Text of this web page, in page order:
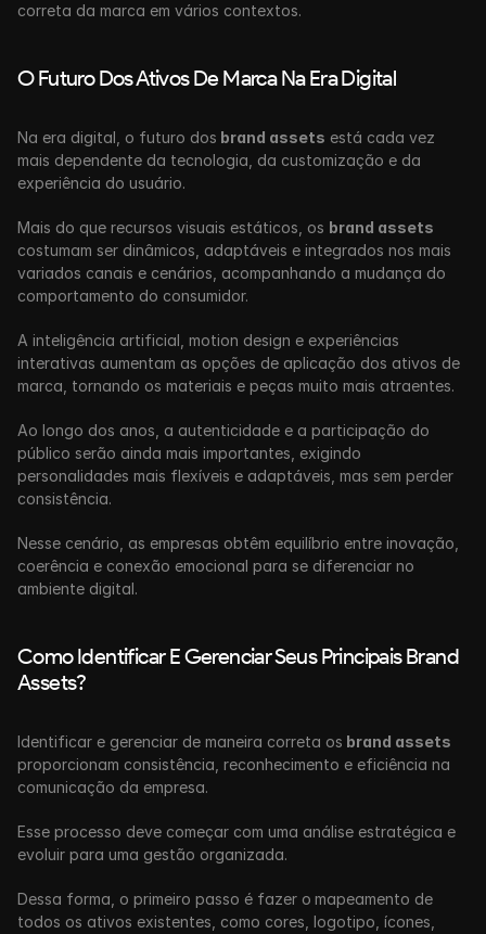
correta da marca em vários contextos.
O Futuro Dos Ativos De Marca Na Era Digital
Na era digital, o futuro dos brand assets está cada vez
mais dependente da tecnologia, da customização e da
experiência do usuário.
Mais do que recursos visuais estáticos, os
costumam ser dinâmicos, adaptáveis e integrados nos mais
variados canais e cenários, acompanhando a mudança do
comportamento do consumidor.
A inteligência artificial, motion design e experiências
interativas aumentam as opções de aplicação dos ativos de
marca, tornando os materiais e peças muito mais atraentes.
Ao longo dos anos, a autenticidade e a participação do
público serão ainda mais importantes, exigindo
personalidades mais flexíveis e adaptáveis, mas sem perder
consistência.
Nesse cenário, as empresas obtêm equilíbrio entre inovação,
coerência e conexão emocional para se diferenciar no
ambiente digital.
Como Identificar E Gerenciar Seus Principais Brand
Assets?
Identificar e gerenciar de maneira correta os
proporcionam consistência, reconhecimento e eficiência na
comunicação da empresa.
Esse processo deve começar com uma análise estratégica e
evoluir para uma gestão organizada.
Dessa forma, o primeiro passo é fazer o mapeamento de
todos os ativos existentes, como cores, logotipo, ícones,